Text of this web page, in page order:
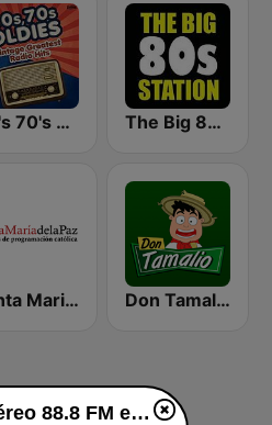
60's 70's Oldies The Big 80s Station
Santa Maria de la Paz 1560 AM Don Tamalio Online
Cabrera Stéreo 88.8 FM en vivo